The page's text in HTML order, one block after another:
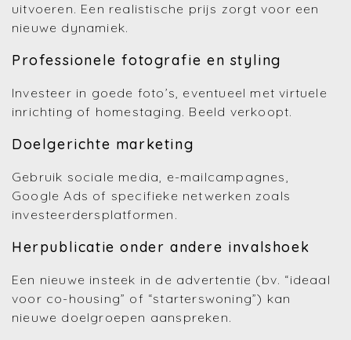
uitvoeren. Een realistische prijs zorgt voor een
nieuwe dynamiek.
Professionele fotografie en styling
Investeer in goede foto’s, eventueel met virtuele
inrichting of homestaging. Beeld verkoopt.
Doelgerichte marketing
Gebruik sociale media, e-mailcampagnes,
Google Ads of specifieke netwerken zoals
investeerdersplatformen.
Herpublicatie onder andere invalshoek
Een nieuwe insteek in de advertentie (bv. “ideaal
voor co-housing” of “starterswoning”) kan
nieuwe doelgroepen aanspreken.